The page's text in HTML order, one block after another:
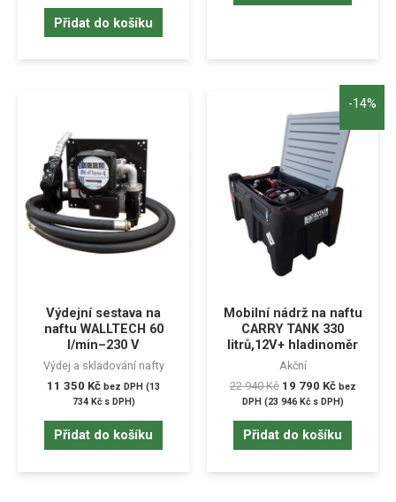
Přidat do košíku
Výdejní sestava na
naftu WALLTECH 60
l/min–230 V
Výdej a skladování nafty
11 350 Kč bez DPH (13
734 Kčs DPH)
Přidat do košíku
-14%
Mobilní nádrž na naftu
CARRY TANK 330
litrů,12V+ hladinoměr
Akční
22 940Kč 19 790 Kč bez
DPH (23 946 Kčs DPH)
Přidat do košíku